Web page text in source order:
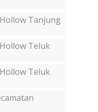
Tanjung
Teluk
Teluk